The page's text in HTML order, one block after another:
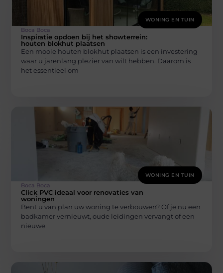
WONING EN TUIN
Boca Boca
Inspiratie opdoen bij het showterrein:
houten blokhut plaatsen
Een mooie houten blokhut plaatsen is een investering
waar u jarenlang plezier van wilt hebben. Daarom is
het essentieel om
WONING EN TUIN
Boca Boca
Click PVC ideaal voor renovaties van
woningen
Bent u van plan uw woning te verbouwen? Of je nu een
badkamer vernieuwt, oude leidingen vervangt of een
nieuwe